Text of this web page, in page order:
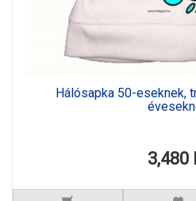
Hálósapka 50-eseknek,
3,480